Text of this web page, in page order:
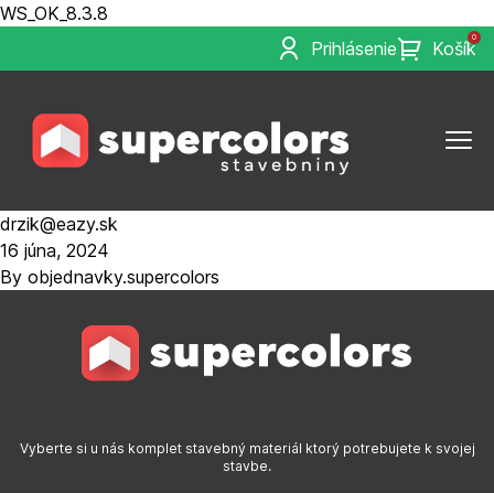
WS_OK_8.3.8
Prihlásenie
0
Košík
drzik@eazy.sk
16 júna, 2024
By objednavky.supercolors
Vyberte si u nás komplet stavebný materiál ktorý potrebujete k svojej
stavbe.